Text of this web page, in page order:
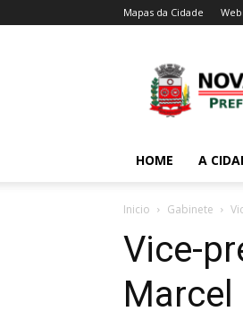
Mapas da Cidade
HOME A
Inicio Gabinete
Vice-